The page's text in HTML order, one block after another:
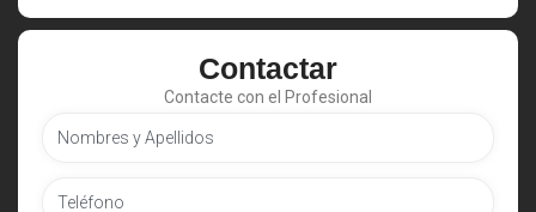
Contactar
Contacte con el Profesional